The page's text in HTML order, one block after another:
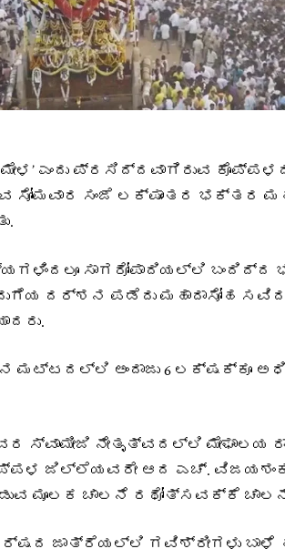
ಎಂದು ಪ್ರಸಿದ್ದವಾಗಿರುವ
ಸೋಮವಾರ ಸಂಜೆ ಲಕ್ಷಾಂತರ ಭಕ್ತರ
ಸಾಗರೋಪಾದಿಯಲ್ಲಿ ಬಂದಿದ್ದ
ದರ್ಶನ ಪಡೆದು ಮಹಾದಾಸೋಹ
ಮಟ್ಟದಲ್ಲಿ ಅಂದಾಜು 6 ಲಕ್ಷಕ್ಕೂ
ನೇತೃತ್ವದಲ್ಲಿ ಮೇಘಾಲಯ
ಜಿಲ್ಲೆಯವರೇ ಆದ ಎಚ್.
ಮೂಲಕ ಚಾಲನೆ ರಥೋತ್ಸವಕ್ಕೆ ಚಾಲನೆ
ಜಾತ್ರೆಯಲ್ಲಿ ಗವಿಶ್ರೀಗಳು ಬಾಳೆ